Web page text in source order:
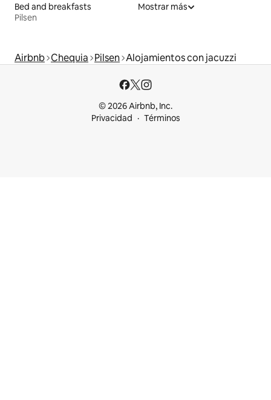
Bed and breakfasts
Pilsen
Mostrar más
Airbnb Chequia Pilsen Alojamientos con jacuzzi
© 2026 Airbnb, Inc.
Privacidad
Términos